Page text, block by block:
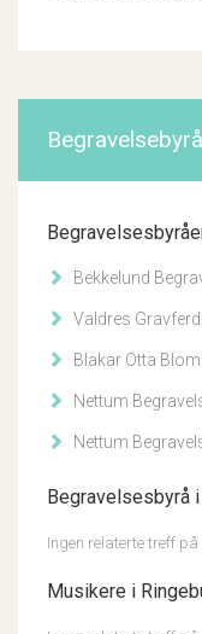
Bekkelund
Valdres
Blakar Otta
Nettum
Nettum
Begravelsesbyrå
Ingen relaterte treff
Musikere i